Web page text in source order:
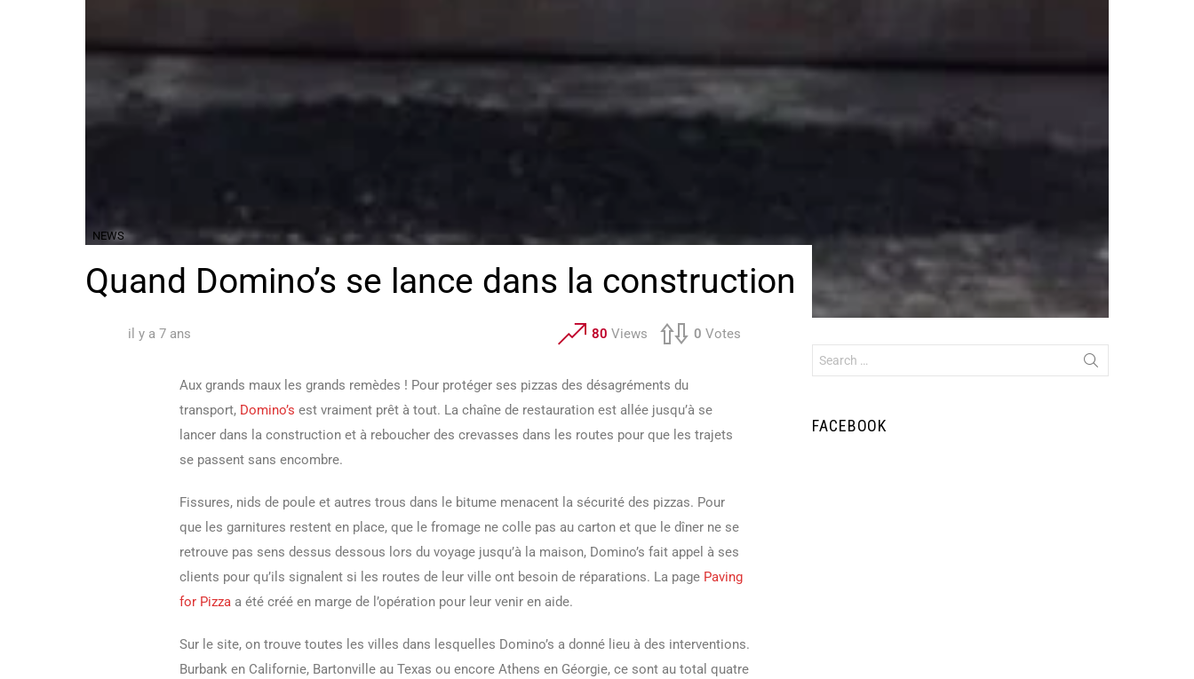
NEWS
Quand Domino’s se lance dans la construction
il y a 7 ans 80 Views 0 Votes
Aux grands maux les grands remèdes ! Pour protéger ses pizzas des désagréments du
transport, Domino’s est vraiment prêt à tout. La chaîne de restauration est allée jusqu’à se
lancer dans la construction et à reboucher des crevasses dans les routes pour que les trajets
se passent sans encombre.
Fissures, nids de poule et autres trous dans le bitume menacent la sécurité des pizzas. Pour
que les garnitures restent en place, que le fromage ne colle pas au carton et que le dîner ne se
retrouve pas sens dessus dessous lors du voyage jusqu’à la maison, Domino’s fait appel à ses
clients pour qu’ils signalent si les routes de leur ville ont besoin de réparations. La page Paving
for Pizza a été créé en marge de l’opération pour leur venir en aide.
Sur le site, on trouve toutes les villes dans lesquelles Domino’s a donné lieu à des interventions.
Burbank en Californie, Bartonville au Texas ou encore Athens en Géorgie, ce sont au total quatre
FACEBOOK